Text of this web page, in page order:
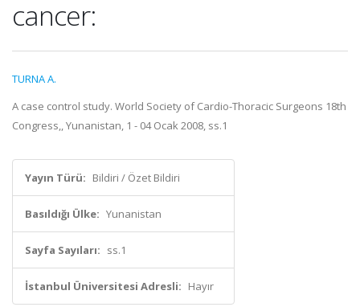
cancer:
TURNA A.
A case control study. World Society of Cardio-Thoracic Surgeons 18th
Congress,, Yunanistan, 1 - 04 Ocak 2008, ss.1
Yayın Türü: Bildiri / Özet Bildiri
Basıldığı Ülke: Yunanistan
Sayfa Sayıları: ss.1
İstanbul Üniversitesi Adresli: Hayır